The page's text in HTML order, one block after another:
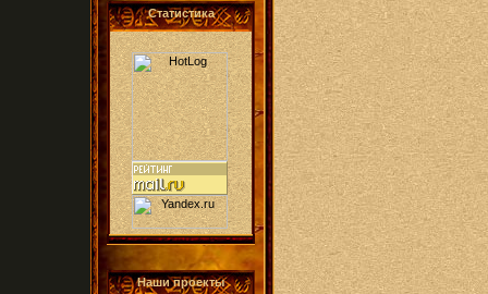
Статистика
Наши проекты